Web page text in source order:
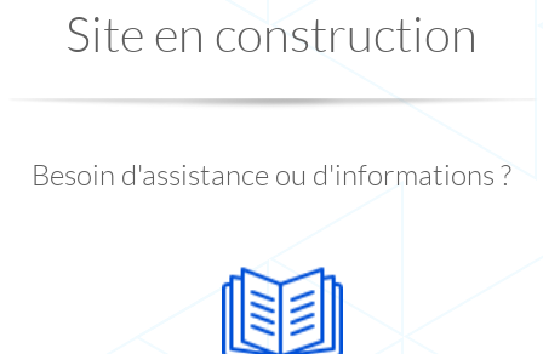
Site en construction
Besoin d'assistance ou d'informations ?